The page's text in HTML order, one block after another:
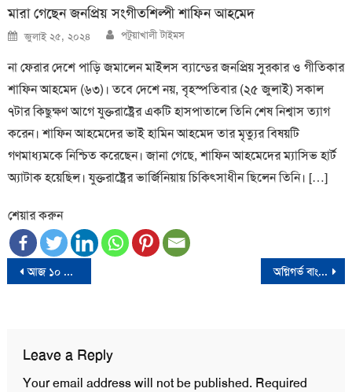
মারা গেছেন জনপ্রিয় সংগীতশিল্পী শাফিন আহমেদ
Posted
on
জুলাই ২৫, ২০২৪ Author
পটুয়াখালী টাইমস
না ফেরার দেশে পাড়ি জমালেন মাইলস ব্যান্ডের জনপ্রিয় সুরকার ও গীতিকার
শাফিন আহমেদ (৬৩)। তবে দেশে নয়, বৃহস্পতিবার (২৫ জুলাই) সকাল
৭টার কিছুক্ষণ আগে যুক্তরাষ্ট্রের একটি হাসপাতালে তিনি শেষ নিশ্বাস ত্যাগ
করেন। শাফিন আহমেদের ভাই হামিন আহমেদ তার মৃত্যুর বিষয়টি
গণমাধ্যমকে নিশ্চিত করেছেন। জানা গেছে, শাফিন আহমেদের ম্যাসিভ হার্ট
অ্যাটাক হয়েছিল। যুক্তরাষ্ট্রের ভার্জিনিয়ায় চিকিৎসাধীন ছিলেন তিনি। […]
শেয়ার করুন
Post
আজ ১০ মহররম, পবিত্র আশুরা অগ্নিগর্ভ বাংলাদেশে ‘দেখা মাত্রই গুলি’র নির্দেশ, লাফিয়ে লাফিয়ে বেড়েছে মৃতের সংখ্যা
Leave a Reply
Your email address will not be published. Required